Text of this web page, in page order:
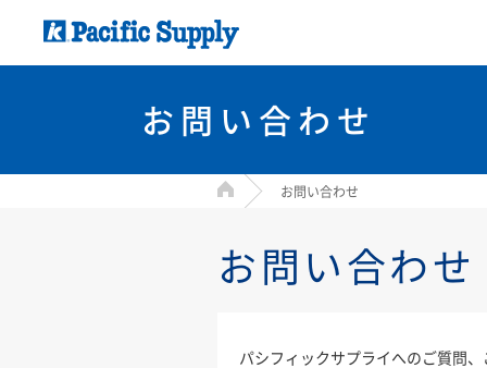
お問い合わせ
HOME お問い合わせ
お問い合わせ
パシフィックサプライへのご質問